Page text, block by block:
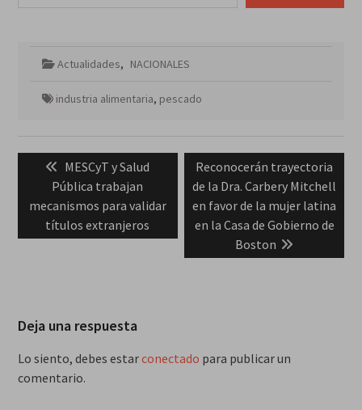
Actualidades, NACIONALES
industria alimentaria, pescado
entradas
Previous
post:
MESCyT y Salud
Pública trabajan
mecanismos para validar
títulos extranjeros
Next
post:
Reconocerán trayectoria
de la Dra. Carbery Mitchell
en favor de la mujer latina
en la Casa de Gobierno de
Boston
Deja una respuesta
Lo siento, debes estarconectado para publicar un
comentario.